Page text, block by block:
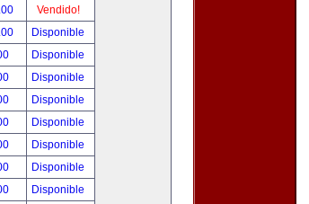
Vendido!
Disponible
Disponible
Disponible
Disponible
Disponible
Disponible
Disponible
Disponible